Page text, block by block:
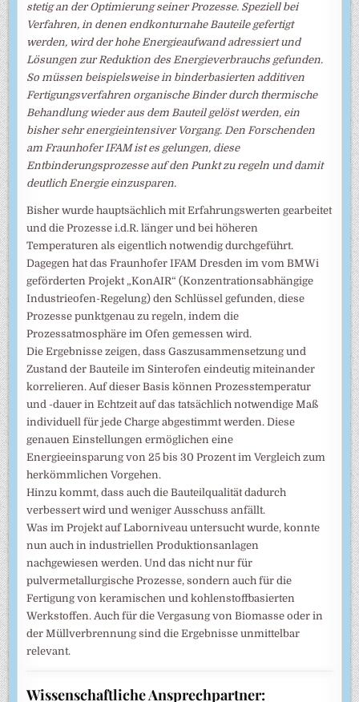
stetig an der Optimierung seiner Prozesse. Speziell bei
Verfahren, in denen endkonturnahe Bauteile gefertigt
werden, wird der hohe Energieaufwand adressiert und
Lösungen zur Reduktion des Energieverbrauchs gefunden.
So müssen beispielsweise in binderbasierten additiven
Fertigungsverfahren organische Binder durch thermische
Behandlung wieder aus dem Bauteil gelöst werden, ein
bisher sehr energieintensiver Vorgang. Den Forschenden
am Fraunhofer IFAM ist es gelungen, diese
Entbinderungsprozesse auf den Punkt zu regeln und damit
deutlich Energie einzusparen.
Bisher wurde hauptsächlich mit Erfahrungswerten gearbeitet
und die Prozesse i.d.R. länger und bei höheren
Temperaturen als eigentlich notwendig durchgeführt.
Dagegen hat das Fraunhofer IFAM Dresden im vom BMWi
geförderten Projekt „KonAIR“ (Konzentrationsabhängige
Industrieofen-Regelung) den Schlüssel gefunden, diese
Prozesse punktgenau zu regeln, indem die
Prozessatmosphäre im Ofen gemessen wird.
Die Ergebnisse zeigen, dass Gaszusammensetzung und
Zustand der Bauteile im Sinterofen eindeutig miteinander
korrelieren. Auf dieser Basis können Prozesstemperatur
und -dauer in Echtzeit auf das tatsächlich notwendige Maß
individuell für jede Charge abgestimmt werden. Diese
genauen Einstellungen ermöglichen eine
Energieeinsparung von 25 bis 30 Prozent im Vergleich zum
herkömmlichen Vorgehen.
Hinzu kommt, dass auch die Bauteilqualität dadurch
verbessert wird und weniger Ausschuss anfällt.
Was im Projekt auf Laborniveau untersucht wurde, konnte
nun auch in industriellen Produktionsanlagen
nachgewiesen werden. Und das nicht nur für
pulvermetallurgische Prozesse, sondern auch für die
Fertigung von keramischen und kohlenstoffbasierten
Werkstoffen. Auch für die Vergasung von Biomasse oder in
der Müllverbrennung sind die Ergebnisse unmittelbar
relevant.
Wissenschaftliche Ansprechpartner: